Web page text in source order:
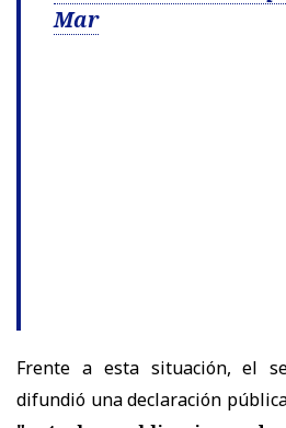
Mar
Frente a esta situación, el
difundió una declaración